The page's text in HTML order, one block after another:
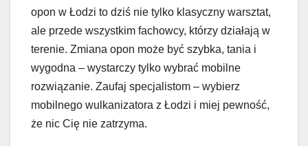
opon w Łodzi to dziś nie tylko klasyczny warsztat,
ale przede wszystkim fachowcy, którzy działają w
terenie. Zmiana opon może być szybka, tania i
wygodna – wystarczy tylko wybrać mobilne
rozwiązanie. Zaufaj specjalistom – wybierz
mobilnego wulkanizatora z Łodzi i miej pewność,
że nic Cię nie zatrzyma.